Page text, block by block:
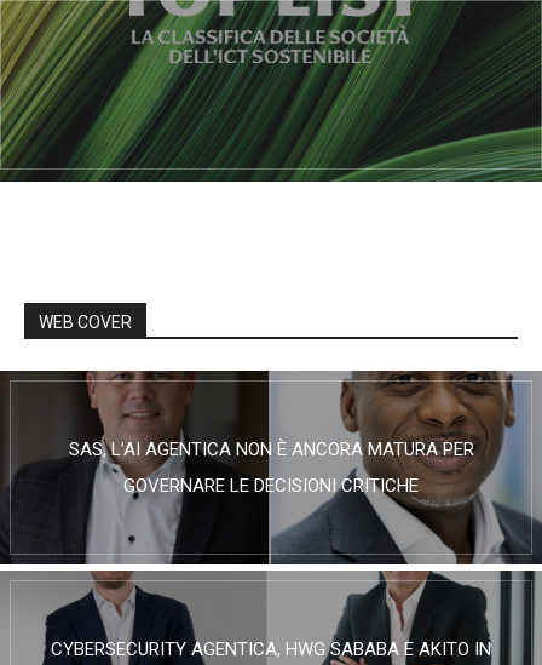
WEB COVER
SAS, L’AI AGENTICA NON È ANCORA MATURA PER
GOVERNARE LE DECISIONI CRITICHE
CYBERSECURITY AGENTICA, HWG SABABA E AKITO IN